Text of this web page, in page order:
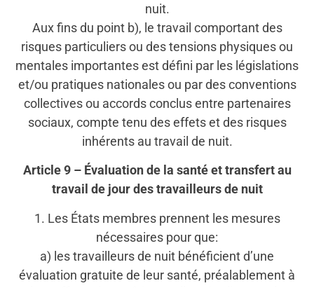
nuit.
Aux fins du point b), le travail comportant des
risques particuliers ou des tensions physiques ou
mentales importantes est défini par les législations
et/ou pratiques nationales ou par des conventions
collectives ou accords conclus entre partenaires
sociaux, compte tenu des effets et des risques
inhérents au travail de nuit.
Article 9 – Évaluation de la santé et transfert au
travail de jour des travailleurs de nuit
1. Les États membres prennent les mesures
nécessaires pour que:
a) les travailleurs de nuit bénéficient d’une
évaluation gratuite de leur santé, préalablement à